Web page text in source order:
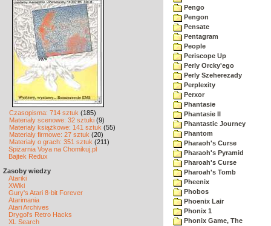
Czasopisma: 714 sztuk (185)
Materiały scenowe: 32 sztuki (9)
Materiały książkowe: 141 sztuk (55)
Materiały firmowe: 27 sztuk (20)
Materiały o grach: 351 sztuk (211)
Spiżarnia Voya na Chomikuj.pl
Bajtek Redux
Zasoby wiedzy
Atariki
XWiki
Gury's Atari 8-bit Forever
Atarimania
Atari Archives
Drygol's Retro Hacks
XL Search
Pengo
Pengon
Pensate
Pentagram
People
Periscope Up
Perly Orcky'ego
Perly Szeherezady
Perplexity
Perxor
Phantasie
Phantasie II
Phantastic Journey
Phantom
Pharaoh's Curse
Pharaoh's Pyramid
Pharoah's Curse
Pharoah's Tomb
Pheenix
Phobos
Phoenix Lair
Phonix 1
Phonix Game, The